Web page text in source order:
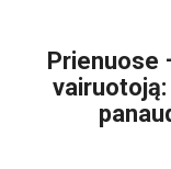
Prienuose